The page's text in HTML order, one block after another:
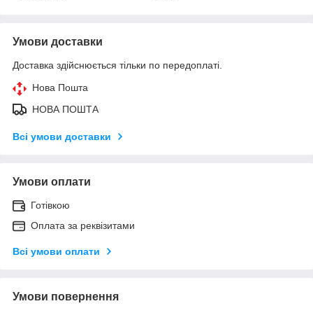
Умови доставки
Доставка здійснюється тільки по передоплаті.
Нова Пошта
НОВА ПОШТА
Всі умови доставки
Умови оплати
Готівкою
Оплата за реквізитами
Всі умови оплати
Умови повернення